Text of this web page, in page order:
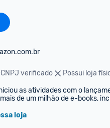
CNPJ verificado
Possui loja
as atividades com o
de um milhão de e-books,
loja